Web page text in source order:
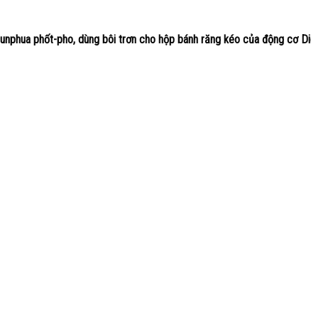
phốt-pho, dùng bôi trơn cho hộp bánh răng kéo của động cơ